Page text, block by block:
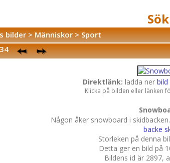
bilder>Människor>Sport
Direktlänk: ladda ner bild
Klicka på bilden eller länken
Någon åker snowboard i skidbacken.
backe
Storleken på denna
Detta ger en bild på
Bildens id är 2897,